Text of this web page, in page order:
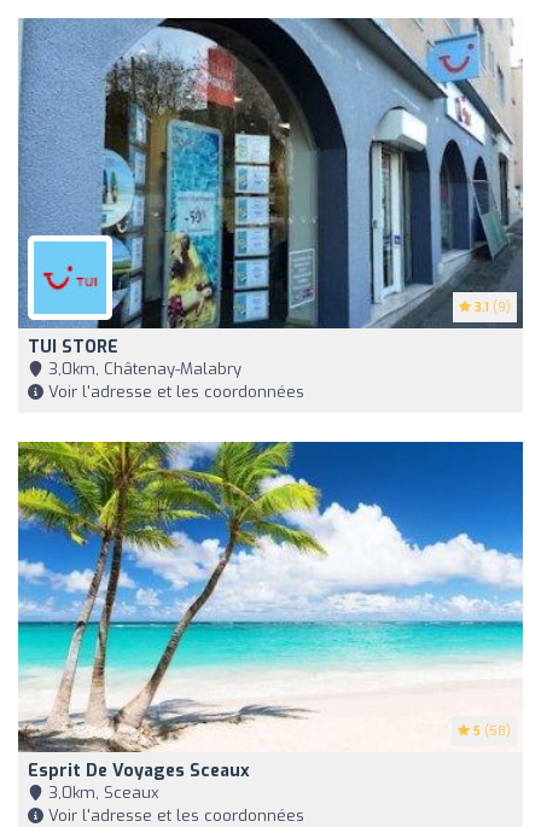
3.1 (9)
TUI STORE
3,0km, Châtenay-Malabry
Voir l'adresse et les coordonnées
5 (58)
Esprit De Voyages Sceaux
3,0km, Sceaux
Voir l'adresse et les coordonnées